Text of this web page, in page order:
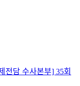
수사본부] 35회